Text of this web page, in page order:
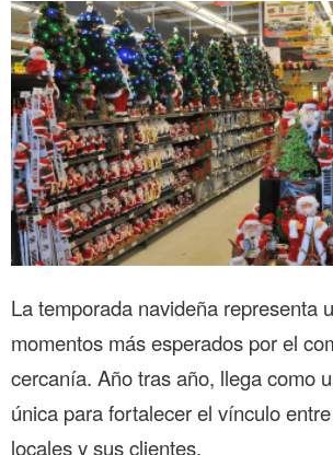
La temporada navideña representa
momentos más esperados por el
cercanía. Año tras año, llega como
única para fortalecer el vínculo
locales y sus clientes.